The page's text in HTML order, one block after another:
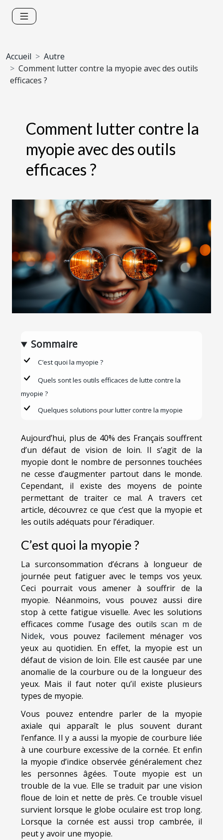
Accueil
Autre
Comment lutter contre la myopie avec des outils
efficaces ?
Comment lutter contre la
myopie avec des outils
efficaces ?
Sommaire
C’est quoi la myopie ?
Quels sont les outils efficaces de lutte contre la
myopie ?
Quelques solutions pour lutter contre la myopie
Aujourd’hui, plus de 40% des Français souffrent
d’un défaut de vision de loin. Il s’agit de la
myopie dont le nombre de personnes touchées
ne cesse d’augmenter partout dans le monde.
Cependant, il existe des moyens de pointe
permettant de traiter ce mal. A travers cet
article, découvrez ce que c’est que la myopie et
les outils adéquats pour l’éradiquer.
C’est quoi la myopie ?
La surconsommation d’écrans à longueur de
journée peut fatiguer avec le temps vos yeux.
Ceci pourrait vous amener à souffrir de la
myopie. Néanmoins, vous pouvez aussi dire
stop à cette fatigue visuelle. Avec les solutions
efficaces comme l’usage des outilsscan m de
Nidek, vous pouvez facilement ménager vos
yeux au quotidien. En effet, la myopie est un
défaut de vision de loin. Elle est causée par une
anomalie de la courbure ou de la longueur des
yeux. Mais il faut noter qu’il existe plusieurs
types de myopie.
Vous pouvez entendre parler de la myopie
axiale qui apparaît le plus souvent durant
l’enfance. Il y a aussi la myopie de courbure liée
à une courbure excessive de la cornée. Et enfin
la myopie d’indice observée généralement chez
les personnes âgées. Toute myopie est un
trouble de la vue. Elle se traduit par une vision
floue de loin et nette de près. Ce trouble visuel
survient lorsque le globe oculaire est trop long.
Lorsque la cornée est aussi trop cambrée, il
peut y avoir une myopie.